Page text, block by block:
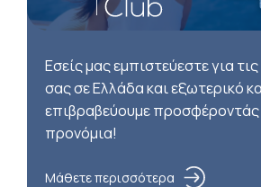
Εσείς μας εμπιστεύεστε για
σας σε Ελλάδα και εξωτερικό
επιβραβεύουμε προσφέροντάς
προνόμια!
Μάθετε περισσότερα